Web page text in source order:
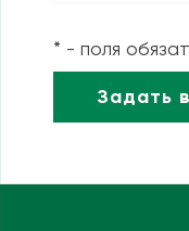
* - поля